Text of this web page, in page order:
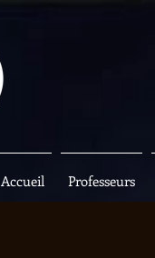
Accueil Professeurs